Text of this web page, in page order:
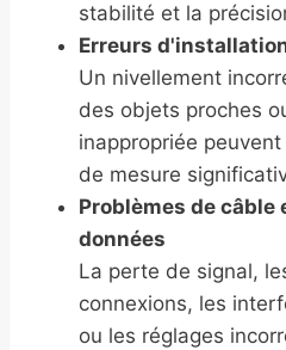
stabilité et la
Erreurs
Un nivellement
des objets proches
inappropriée
de mesure
Problèmes de
données
La perte de signal,
connexions, les
ou les réglages